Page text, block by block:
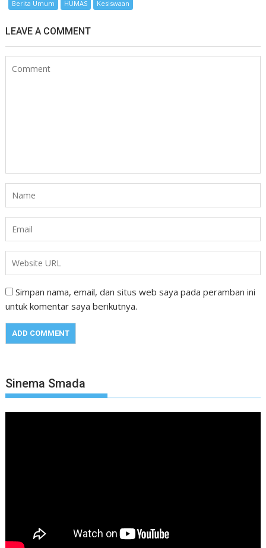
Berita Umum HUMAS Kesiswaan
LEAVE A COMMENT
Simpan nama, email, dan situs web saya pada peramban ini
untuk komentar saya berikutnya.
Sinema Smada